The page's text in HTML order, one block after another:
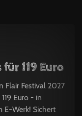
119 Euro
Flair Festival 2027
Euro - in
E-Werk! Sichert